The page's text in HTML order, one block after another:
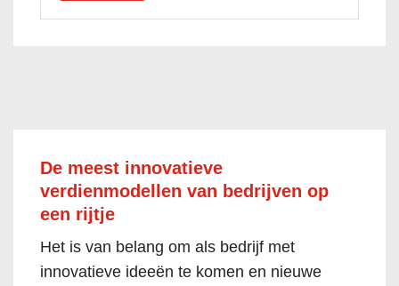
De meest innovatieve
verdienmodellen van bedrijven op
een rijtje
Het is van belang om als bedrijf met
innovatieve ideeën te komen en nieuwe